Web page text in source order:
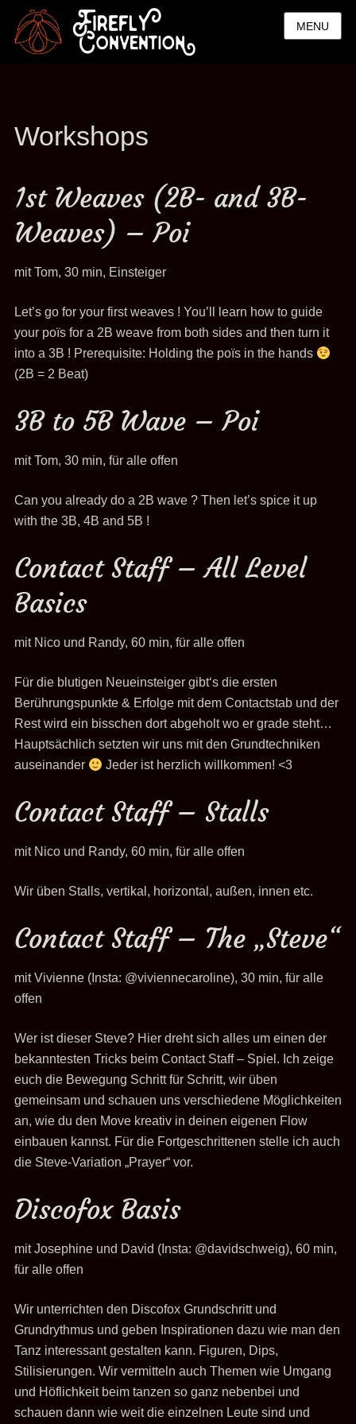
MENU
Workshops
1st Weaves (2B- and 3B-
Weaves) – Poi
mit Tom, 30 min, Einsteiger
Let’s go for your first weaves ! You’ll learn how to guide
your poïs for a 2B weave from both sides and then turn it
into a 3B ! Prerequisite: Holding the poïs in the hands
(2B = 2 Beat)
3B to 5B Wave – Poi
mit Tom, 30 min, für alle offen
Can you already do a 2B wave ? Then let’s spice it up
with the 3B, 4B and 5B !
Contact Staff – All Level
Basics
mit Nico und Randy, 60 min, für alle offen
Für die blutigen Neueinsteiger gibt‘s die ersten
Berührungspunkte & Erfolge mit dem Contactstab und der
Rest wird ein bisschen dort abgeholt wo er grade steht…
Hauptsächlich setzten wir uns mit den Grundtechniken
auseinander
Jeder ist herzlich willkommen! <3
Contact Staff – Stalls
mit Nico und Randy, 60 min, für alle offen
Wir üben Stalls, vertikal, horizontal, außen, innen etc.
Contact Staff – The „Steve“
mit Vivienne (Insta: @viviennecaroline), 30 min, für alle
offen
Wer ist dieser Steve? Hier dreht sich alles um einen der
bekanntesten Tricks beim Contact Staff – Spiel. Ich zeige
euch die Bewegung Schritt für Schritt, wir üben
gemeinsam und schauen uns verschiedene Möglichkeiten
an, wie du den Move kreativ in deinen eigenen Flow
einbauen kannst. Für die Fortgeschrittenen stelle ich auch
die Steve-Variation „Prayer“ vor.
Discofox Basis
mit Josephine und David (Insta: @davidschweig), 60 min,
für alle offen
Wir unterrichten den Discofox Grundschritt und
Grundrythmus und geben Inspirationen dazu wie man den
Tanz interessant gestalten kann. Figuren, Dips,
Stilisierungen. Wir vermitteln auch Themen wie Umgang
und Höflichkeit beim tanzen so ganz nebenbei und
schauen dann wie weit die einzelnen Leute sind und